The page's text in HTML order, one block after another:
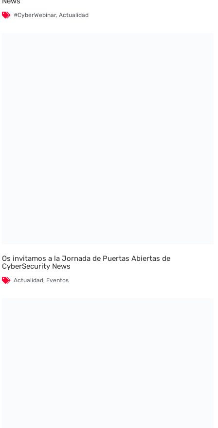
#CyberWebinar,Actualidad
Os invitamos a la Jornada de Puertas Abiertas de
CyberSecurity News
Actualidad, Eventos